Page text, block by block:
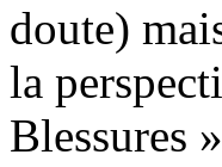
doute)
la
Blessures